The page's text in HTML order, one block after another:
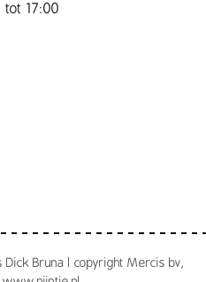
17:00
Dick Bruna | copyright Mercis bv,